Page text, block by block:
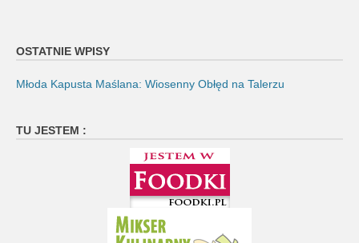
OSTATNIE WPISY
Młoda Kapusta Maślana: Wiosenny Obłęd na Talerzu
TU JESTEM :